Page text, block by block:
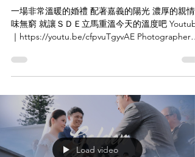
一場非常溫暖的婚禮 配著嘉義的陽光 濃厚的親情
味無窮 就讓ＳＤＥ立馬重溫今天的溫度吧
｜https://youtu.be/cfpvuTgyvAE Photographer｜
紀錄...
Load video